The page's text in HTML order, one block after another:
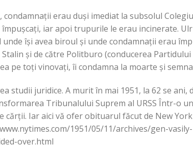
erau duși imediat la subsolul
iar apoi trupurile le erau incinerate.
își avea biroul și unde condamnații erau
și de către Politburo (conducerea
pe toți vinovați, îi condamna la moarte și
studii juridice. A murit în mai 1951, la 62 se ani,
Tribunalului Suprem al URSS Într-o
cărții. Iar aici vă ofer obituarul făcut de New
1951/05/11/archives/gen-
over.html